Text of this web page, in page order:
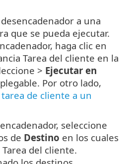
a una
que se pueda ejecutar.
haga clic en
Tarea del cliente en la
> Ejecutar en
Por otro lado,
de cliente a un
seleccione
de Destino en los cuales
del cliente.